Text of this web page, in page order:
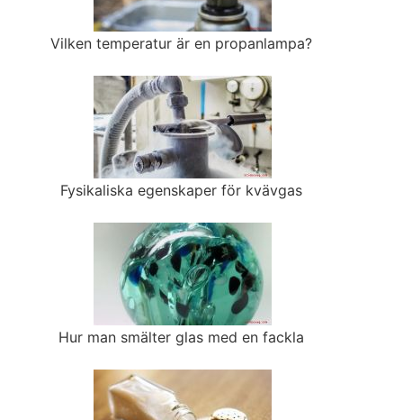
Vilken temperatur är en propanlampa?
Fysikaliska egenskaper för kvävgas
Hur man smälter glas med en fackla